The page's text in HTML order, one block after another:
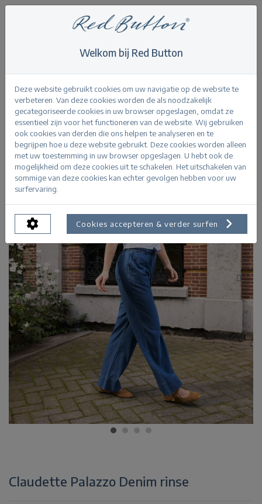
Claudette Palazzo Denim rinse
Terug
Claudette Palazzo Denim rinse
Welkom bij Red Button
Deze website gebruikt cookies om uw navigatie op de website te
verbeteren. Van deze cookies worden de als noodzakelijk
gecategoriseerde cookies in uw browser opgeslagen, omdat ze
essentieel zijn voor het functioneren van de website. Wij gebruiken
ook cookies van derden die ons helpen te analyseren en te
begrijpen hoe u deze website gebruikt. Deze cookies worden alleen
met uw toestemming in uw browser opgeslagen. U hebt ook de
mogelijkheid om deze cookies uit te schakelen. Het uitschakelen van
sommige van deze cookies kan echter gevolgen hebben voor uw
surfervaring.
Cookies accepteren & verder surfen